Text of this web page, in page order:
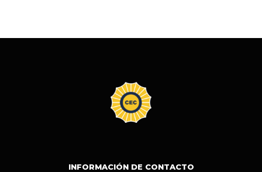
INFORMACIÓN DE CONTACTO